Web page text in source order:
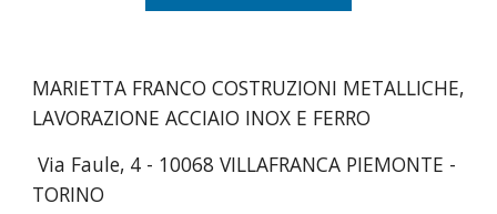
MARIETTA FRANCO COSTRUZIONI METALLICHE,
LAVORAZIONE ACCIAIO INOX E FERRO
Via Faule, 4 - 10068 VILLAFRANCA PIEMONTE -
TORINO